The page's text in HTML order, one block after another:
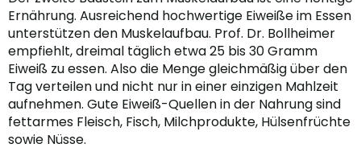
Ernährung. Ausreichend hochwertige Eiweiße im Essen
unterstützen den Muskelaufbau. Prof. Dr. Bollheimer
empfiehlt, dreimal täglich etwa 25 bis 30 Gramm
Eiweiß zu essen. Also die Menge gleichmäßig über den
Tag verteilen und nicht nur in einer einzigen Mahlzeit
aufnehmen. Gute Eiweiß-Quellen in der Nahrung sind
fettarmes Fleisch, Fisch, Milchprodukte, Hülsenfrüchte
sowie Nüsse.